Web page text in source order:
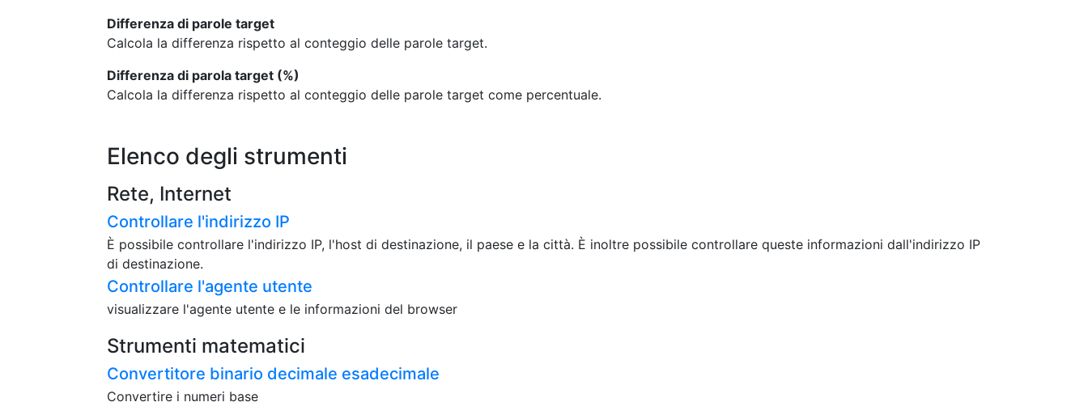
Differenza di parole target
Calcola la differenza rispetto al conteggio delle parole target.
Differenza di parola target (%)
Calcola la differenza rispetto al conteggio delle parole target come percentuale.
Elenco degli strumenti
Rete, Internet
Controllare l'indirizzo IP
È possibile controllare l'indirizzo IP, l'host di destinazione, il paese e la città. È inoltre possibile controllare queste informazioni dall'indirizzo IP
di destinazione.
Controllare l'agente utente
visualizzare l'agente utente e le informazioni del browser
Strumenti matematici
Convertitore binario decimale esadecimale
Convertire i numeri base